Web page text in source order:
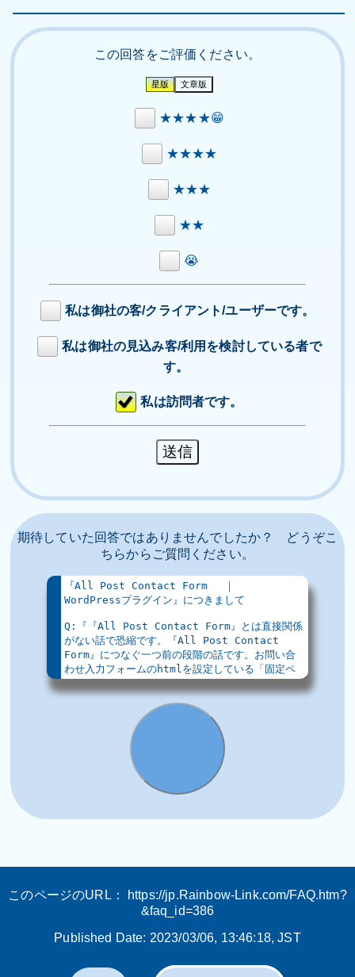
この回答をご評価ください。
★★★★😁
★★★★
★★★
★★
😭
私は御社の客/クライアント/ユーザーです。
私は御社の見込み客/利用を検討している者で
す。
私は訪問者です。
期待していた回答ではありませんでしたか？ どうぞこ
ちらからご質問ください。
このページのURL：
https://jp.Rainbow-Link.com/FAQ.htm?
&faq_id=386
Published Date: 2023/03/06, 13:46:18, JST